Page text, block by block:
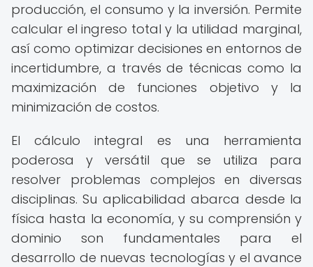
producción, el consumo y la inversión. Permite
calcular el ingreso total y la utilidad marginal,
así como optimizar decisiones en entornos de
incertidumbre, a través de técnicas como la
maximización de funciones objetivo y la
minimización de costos.
El cálculo integral es una herramienta
poderosa y versátil que se utiliza para
resolver problemas complejos en diversas
disciplinas. Su aplicabilidad abarca desde la
física hasta la economía, y su comprensión y
dominio son fundamentales para el
desarrollo de nuevas tecnologías y el avance